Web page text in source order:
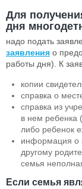
Для
дня
надо подать
заявления о
работы дня). К
копии
справка о
справка из
в нем ребенка
либо ребенок
информация о
другому
семья
Если семья